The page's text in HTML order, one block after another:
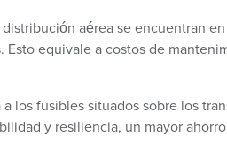
aérea se encuentran
equivale a costos de
los fusibles situados sobre los
y resiliencia, un mayor